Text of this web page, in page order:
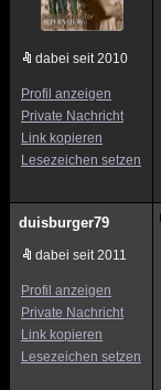
dabei seit 2010
Profil anzeigen
Private Nachricht
Link kopieren
Lesezeichen setzen
duisburger79
dabei seit 2011
Profil anzeigen
Private Nachricht
Link kopieren
Lesezeichen setzen